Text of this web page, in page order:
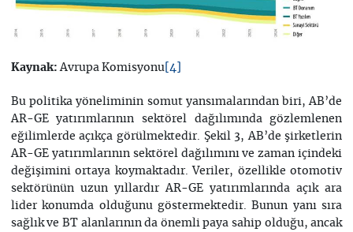
Kaynak: Avrupa Komisyonu[4]
Bu politika yöneliminin somut yansımalarından biri, AB’de
AR-GE yatırımlarının sektörel dağılımında gözlemlenen
eğilimlerde açıkça görülmektedir. Şekil 3, AB’de şirketlerin
AR-GE yatırımlarının sektörel dağılımını ve zaman içindeki
değişimini ortaya koymaktadır. Veriler, özellikle otomotiv
sektörünün uzun yıllardır AR-GE yatırımlarında açık ara
lider konumda olduğunu göstermektedir. Bunun yanı sıra
sağlık ve BT alanlarının da önemli paya sahip olduğu, ancak